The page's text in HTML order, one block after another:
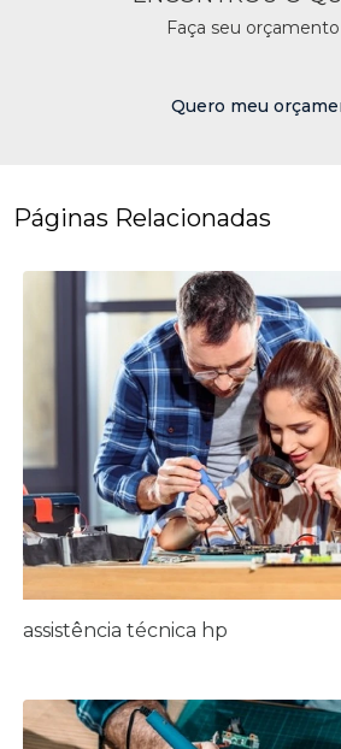
Faça seu
Quero meu
Páginas Relacionadas
assistência técnica hp